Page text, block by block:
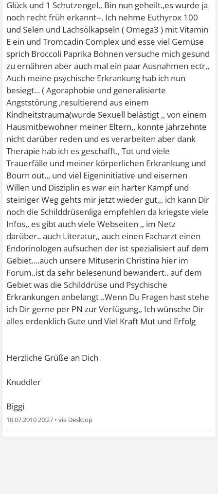
Glück und 1 Schutzengel,, Bin nun geheilt.,es wurde ja
noch recht früh erkannt--, Ich nehme Euthyrox 100
und Selen und Lachsölkapseln ( Omega3 ) mit Vitamin
E ein und Tromcadin Complex und esse viel Gemüse
sprich Broccoli Paprika Bohnen versuche mich gesund
zu ernähren aber auch mal ein paar Ausnahmen ectr,,
Auch meine psychische Erkrankung hab ich nun
besiegt... ( Agoraphobie und generalisierte
Angststörung ,resultierend aus einem
Kindheitstrauma(wurde Sexuell belästigt ,, von einem
Hausmitbewohner meiner Eltern,, konnte jahrzehnte
nicht darüber reden und es verarbeiten aber dank
Therapie hab ich es geschafft., Tot und viele
Trauerfälle und meiner körperlichen Erkrankung und
Bourn out,,, und viel Eigeninitiative und eisernen
Willen und Disziplin es war ein harter Kampf und
steiniger Weg gehts mir jetzt wieder gut,,, ich kann Dir
noch die Schilddrüsenliga empfehlen da kriegste viele
Infos,, es gibt auch viele Webseiten ,, im Netz
darüber.. auch Literatur,, auch einen Facharzt einen
Endorinologen aufsuchen der ist spezialisiert auf dem
Gebiet....auch unsere Mituserin Christina hier im
Forum..ist da sehr belesenund bewandert.. auf dem
Gebiet was die Schilddrüse und Psychische
Erkrankungen anbelangt ..Wenn Du Fragen hast stehe
ich Dir gerne per PN zur Verfügung,, Ich wünsche Dir
alles erdenklich Gute und Viel Kraft Mut und Erfolg
Herzliche Grüße an Dich
Knuddler
Biggi
10.07.2010 20:27 •